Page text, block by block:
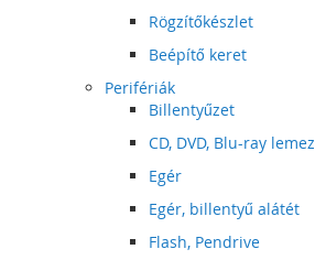
Rögzítőkészlet
Beépítő keret
Perifériák
Billentyűzet
CD, DVD, Blu-ray lemez
Egér
Egér, billentyű alátét
Flash, Pendrive